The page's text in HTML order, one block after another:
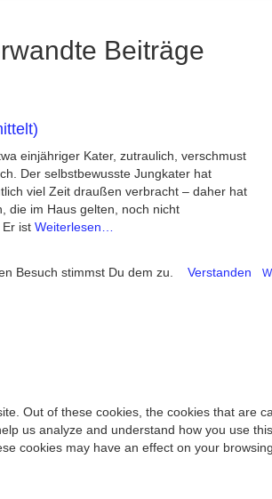
Beiträge
einjähriger Kater, zutraulich, verschmust
Der selbstbewusste Jungkater hat
viel Zeit draußen verbracht – daher hat
die im Haus gelten, noch nicht
ist Weiterlesen…
Besuch stimmst Du dem zu. Verstanden
Out of these cookies, the cookies that are
us analyze and understand how you use
cookies may have an effect on your